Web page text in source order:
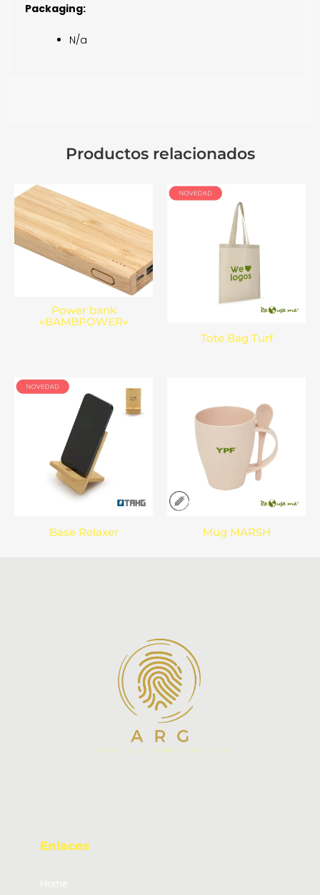
Packaging:
N/a
Productos relacionados
Power bank
«BAMBPOWER»
Tote Bag Turf
Base Relaxer Mug MARSH
Enlaces
Home